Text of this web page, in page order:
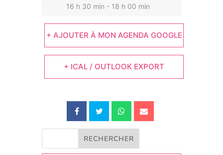
16 h 30 min - 18 h 00 min
+ AJOUTER À MON AGENDA GOOGLE
+ ICAL / OUTLOOK EXPORT